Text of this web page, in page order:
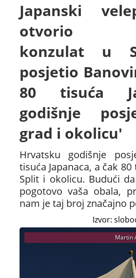
Japanski
otvorio
konzulat u
posjetio
80 tisuća
godišnje
grad i okolicu'
Hrvatsku godišnje
tisuća Japanaca, a čak
Split i okolicu. Budući
pogotovo vaša obala,
nam je taj broj značajno
Izvor:
Martin